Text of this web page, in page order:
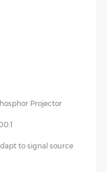
Projector
to signal source